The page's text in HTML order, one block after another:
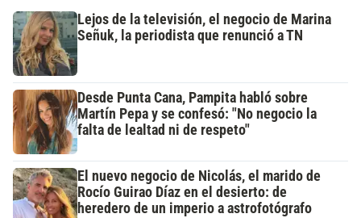
Lejos de la televisión, el negocio de Marina
Señuk, la periodista que renunció a TN
Desde Punta Cana, Pampita habló sobre
Martín Pepa y se confesó: "No negocio la
falta de lealtad ni de respeto"
El nuevo negocio de Nicolás, el marido de
Rocío Guirao Díaz en el desierto: de
heredero de un imperio a astrofotógrafo